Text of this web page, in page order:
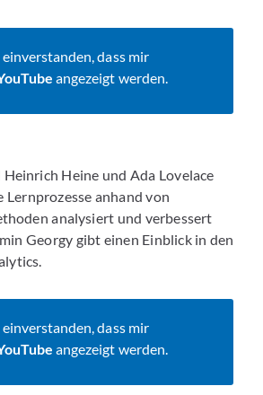
dass mir
angezeigt werden.
Heinrich Heine und Ada Lovelace
Lernprozesse anhand von
analysiert und verbessert
Georgy gibt einen Einblick in den
dass mir
angezeigt werden.